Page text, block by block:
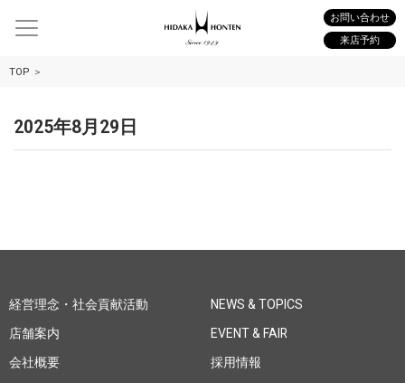
お問い合わせ
来店予約
TOP
2025年8月29日
経営理念・社会貢献活動
店舗案内
会社概要
NEWS & TOPICS
EVENT & FAIR
採用情報